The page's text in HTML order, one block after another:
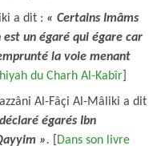
a dit : « Certains Imâms
un égaré qui égare car
la voie menant
du Charh Al-Kabîr
Al-Fâçi Al-Mâliki a dit
égarés Ibn
».
Dans son livre